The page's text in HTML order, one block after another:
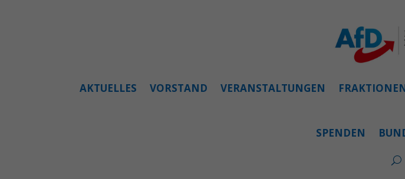
AKTUELLES VORSTAND VERANSTALTUNGEN
SPENDEN